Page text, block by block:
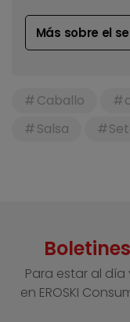
Más sobre el
Caballo
Salsa
Para estar al
en EROSKI